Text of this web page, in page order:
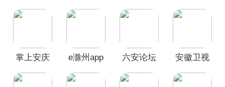
务，欢迎前来本站下载使用！
掌上安庆
e滁州app
六安论坛
安徽卫视